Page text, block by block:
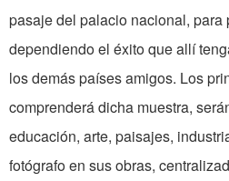
pasaje del palacio nacional, para
dependiendo el éxito que allí
los demás países amigos. Los
comprenderá dicha muestra,
educación, arte, paisajes,
fotógrafo en sus obras,